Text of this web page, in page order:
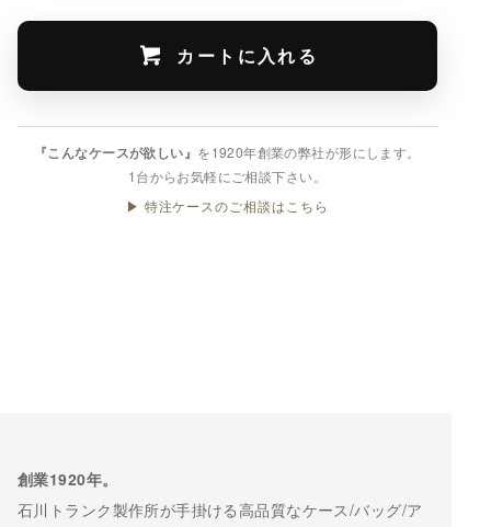
カートに入れる
『こんなケースが欲しい』 を1920年創業の弊社が形にします。
1台からお気軽にご相談下さい。
▶ 特注ケースのご相談はこちら
創業1920年。
石川トランク製作所が手掛ける高品質なケース/バッグ/ア